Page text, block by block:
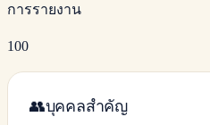
การรายงาน
100
👥บุคคลสำคัญ